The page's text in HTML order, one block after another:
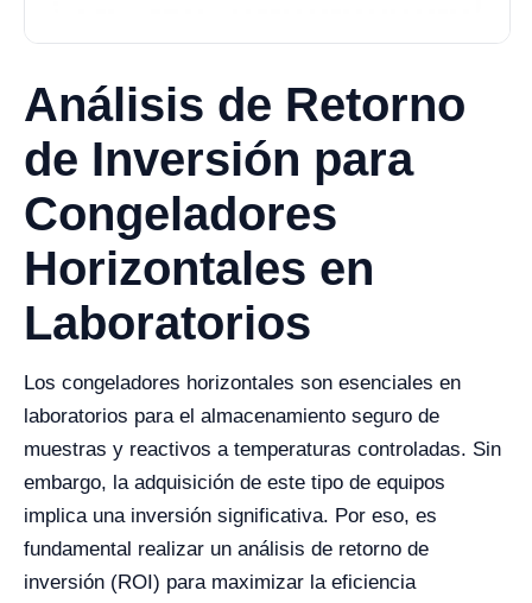
Análisis de Retorno
de Inversión para
Congeladores
Horizontales en
Laboratorios
Los congeladores horizontales son esenciales en
laboratorios para el almacenamiento seguro de
muestras y reactivos a temperaturas controladas. Sin
embargo, la adquisición de este tipo de equipos
implica una inversión significativa. Por eso, es
fundamental realizar un análisis de retorno de
inversión (ROI) para maximizar la eficiencia